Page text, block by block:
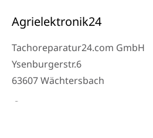
Agrielektronik24
Tachoreparatur24.com GmbH
Ysenburgerstr.6
63607 Wächtersbach
Contact